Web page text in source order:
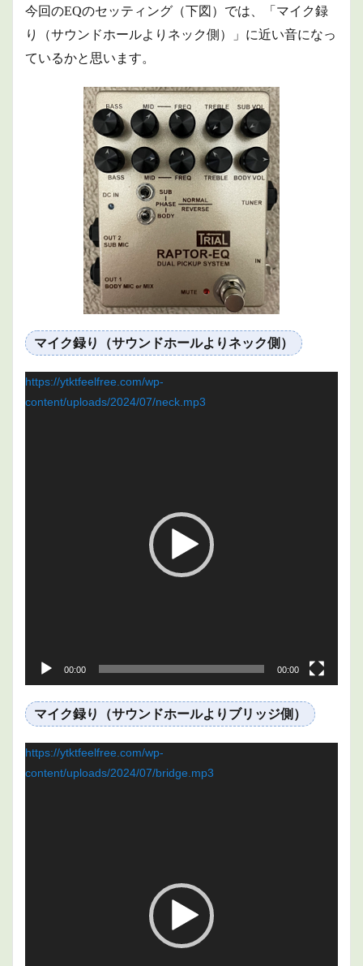
今回のEQのセッティング（下図）では、「マイク録
り（サウンドホールよりネック側）」に近い音になっ
ているかと思います。
マイク録り（サウンドホールよりネック側）
画
プ
https://ytktfeelfree.com/wp-
content/uploads/2024/07/neck.mp3
00:00 00:00
マイク録り（サウンドホールよりブリッジ側）
画
プ
https://ytktfeelfree.com/wp-
content/uploads/2024/07/bridge.mp3